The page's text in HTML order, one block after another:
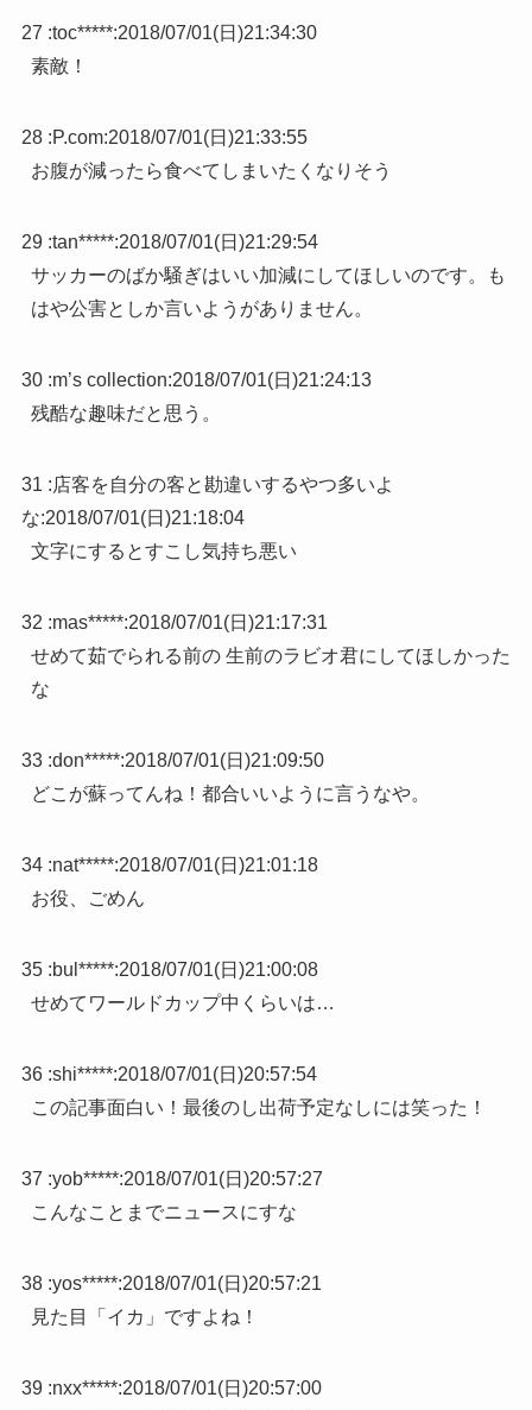
27 :toc*****:2018/07/01(日)21:34:30
素敵！
28 :P.com:2018/07/01(日)21:33:55
お腹が減ったら食べてしまいたくなりそう
29 :tan*****:2018/07/01(日)21:29:54
サッカーのばか騒ぎはいい加減にしてほしいのです。も
はや公害としか言いようがありません。
30 :m’s collection:2018/07/01(日)21:24:13
残酷な趣味だと思う。
31 :店客を自分の客と勘違いするやつ多いよ
な:2018/07/01(日)21:18:04
文字にするとすこし気持ち悪い
32 :mas*****:2018/07/01(日)21:17:31
せめて茹でられる前の 生前のラビオ君にしてほしかった
な
33 :don*****:2018/07/01(日)21:09:50
どこが蘇ってんね！都合いいように言うなや。
34 :nat*****:2018/07/01(日)21:01:18
お役、ごめん
35 :bul*****:2018/07/01(日)21:00:08
せめてワールドカップ中くらいは…
36 :shi*****:2018/07/01(日)20:57:54
この記事面白い！最後のし出荷予定なしには笑った！
37 :yob*****:2018/07/01(日)20:57:27
こんなことまでニュースにすな
38 :yos*****:2018/07/01(日)20:57:21
見た目「イカ」ですよね！
39 :nxx*****:2018/07/01(日)20:57:00